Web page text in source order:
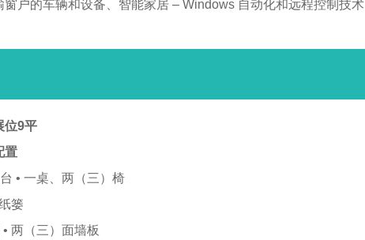
户的车辆和设备、智能家居 – Windows 自动化和远程控制技术
位9平
置
• 一桌、两（三）椅
篓
两（三）面墙板